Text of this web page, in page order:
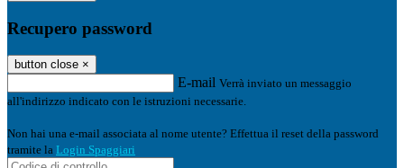
Recupero password
button close ×
E-mail Verrà inviato un messaggio
all'indirizzo indicato con le istruzioni necessarie.
Non hai una e-mail associata al nome utente? Effettua il reset della password
tramite la Login Spaggiari